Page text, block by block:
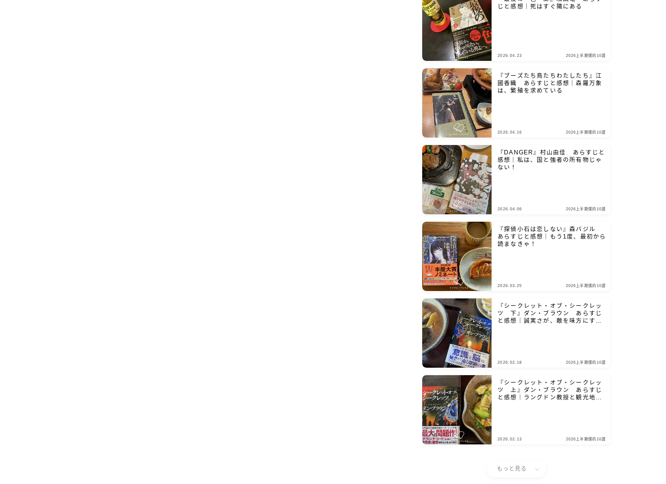
じと感想｜死はすぐ隣にある
2026.04.23 2026上半期僕的10選
『ブーズたち鳥たちわたしたち』江
國香織 あらすじと感想｜森羅万象
は、繁殖を求めている
2026.04.16 2026上半期僕的10選
『DANGER』村山由佳 あらすじと
感想｜私は、国と強者の所有物じゃ
ない！
2026.04.06 2026上半期僕的10選
『探偵小石は恋しない』森バジル
あらすじと感想｜もう1度、最初から
読まなきゃ！
2026.03.25 2026上半期僕的10選
『シークレット・オブ・シークレッ
ツ 下』ダン・ブラウン あらすじ
と感想｜誠実さが、敵を味方にする
2026.02.18 2026上半期僕的10選
『シークレット・オブ・シークレッ
ツ 上』ダン・ブラウン あらすじ
と感想｜ラングドン教授と観光地を
2026.02.13 2026上半期僕的10選
もっと見る